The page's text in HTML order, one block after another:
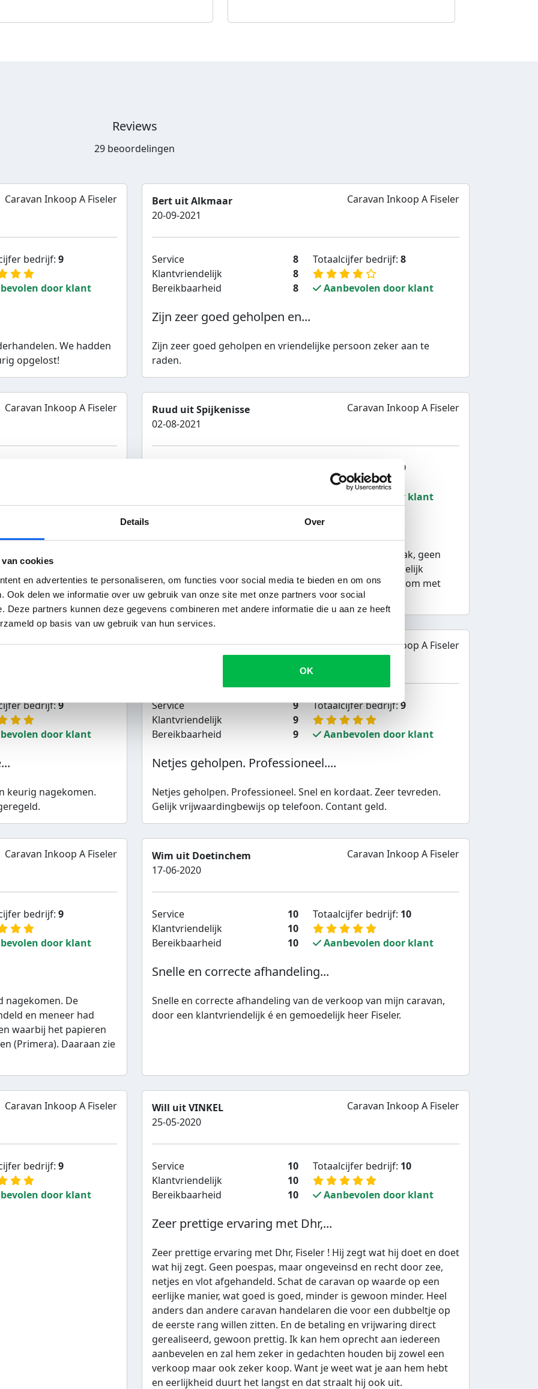
Details Over
cookies
en advertenties te personaliseren, om functies voor social media te bieden en om ons
Ook delen we informatie over uw gebruik van onze site met onze partners voor social
Deze partners kunnen deze gegevens combineren met andere informatie die u aan ze heeft
op basis van uw gebruik van hun services.
OK
Reviews
29 beoordelingen
Caravan Inkoop A Fiseler
bedrijf: 9
door klant
We hadden
opgelost!
Bert uit Alkmaar
20-09-2021
Caravan Inkoop A Fiseler
Service
8
Klantvriendelijk
8
Bereikbaarheid
8
Totaalcijfer bedrijf: 8
Aanbevolen door klant
Zijn zeer goed geholpen en...
Zijn zeer goed geholpen en vriendelijke persoon zeker aan te
raden.
Caravan Inkoop A Fiseler
Ruud uit Spijkenisse
02-08-2021
Caravan Inkoop A Fiseler
9
Aanbevolen door klant
Wat een fijne man is Arnold...
Wat een fijne man is Arnold Fiseler. Alles volgens afspraak, geen
gezeur om toch nog iets van de prijf af te doen. Kreeg gelijk
betaald en direct vrijwaringsbewijs via de mail. Heel fijn om met
hem zaken te doen Gewoon eerlijk en duidelijk.
Caravan Inkoop A Fiseler
bedrijf:9
door klant
keurig nagekomen.
Anton uit Klundert
Caravan Inkoop A Fiseler
Service
9
Klantvriendelijk
9
Bereikbaarheid
9
Totaalcijfer bedrijf:9
Aanbevolen door klant
Netjes geholpen. Professioneel....
Netjes geholpen. Professioneel. Snel en kordaat. Zeer tevreden.
Gelijk vrijwaardingbewijs op telefoon. Contant geld.
Caravan Inkoop A Fiseler
bedrijf: 9
door klant
nagekomen. De
en meneer had
waarbij het papieren
(Primera). Daaraan zie
Wim uit Doetinchem
17-06-2020
Caravan Inkoop A Fiseler
Service
10
Klantvriendelijk
10
Bereikbaarheid
10
Totaalcijfer bedrijf: 10
Aanbevolen door klant
Snelle en correcte afhandeling...
Snelle en correcte afhandeling van de verkoop van mijn caravan,
door een klantvriendelijk é en gemoedelijk heer Fiseler.
Caravan Inkoop A Fiseler
bedrijf: 9
door klant
Will uit VINKEL
25-05-2020
Caravan Inkoop A Fiseler
Service
10
Klantvriendelijk
10
Bereikbaarheid
10
Totaalcijfer bedrijf: 10
Aanbevolen door klant
Zeer prettige ervaring met Dhr,...
Zeer prettige ervaring met Dhr, Fiseler ! Hij zegt wat hij doet en doet
wat hij zegt. Geen poespas, maar ongeveinsd en recht door zee,
netjes en vlot afgehandeld. Schat de caravan op waarde op een
eerlijke manier, wat goed is goed, minder is gewoon minder. Heel
anders dan andere caravan handelaren die voor een dubbeltje op
de eerste rang willen zitten. En de betaling en vrijwaring direct
gerealiseerd, gewoon prettig. Ik kan hem oprecht aan iedereen
aanbevelen en zal hem zeker in gedachten houden bij zowel een
verkoop maar ook zeker koop. Want je weet wat je aan hem hebt
en eerlijkheid duurt het langst en dat straalt hij ook uit.